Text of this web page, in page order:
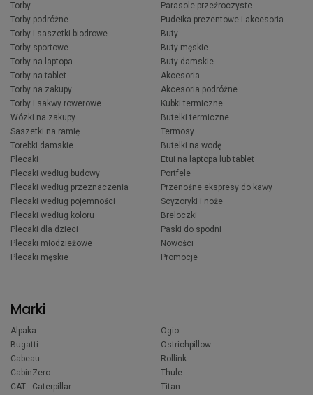
Torby
Torby podróżne
Torby i saszetki biodrowe
Torby sportowe
Torby na laptopa
Torby na tablet
Torby na zakupy
Torby i sakwy rowerowe
Wózki na zakupy
Saszetki na ramię
Torebki damskie
Plecaki
Plecaki według budowy
Plecaki według przeznaczenia
Plecaki według pojemności
Plecaki według koloru
Plecaki dla dzieci
Plecaki młodzieżowe
Plecaki męskie
Parasole przeźroczyste
Pudełka prezentowe i akcesoria
Buty
Buty męskie
Buty damskie
Akcesoria
Akcesoria podróżne
Kubki termiczne
Butelki termiczne
Termosy
Butelki na wodę
Etui na laptopa lub tablet
Portfele
Przenośne ekspresy do kawy
Scyzoryki i noże
Breloczki
Paski do spodni
Nowości
Promocje
Marki
Alpaka
Bugatti
Cabeau
CabinZero
CAT - Caterpillar
Ogio
Ostrichpillow
Rollink
Thule
Titan